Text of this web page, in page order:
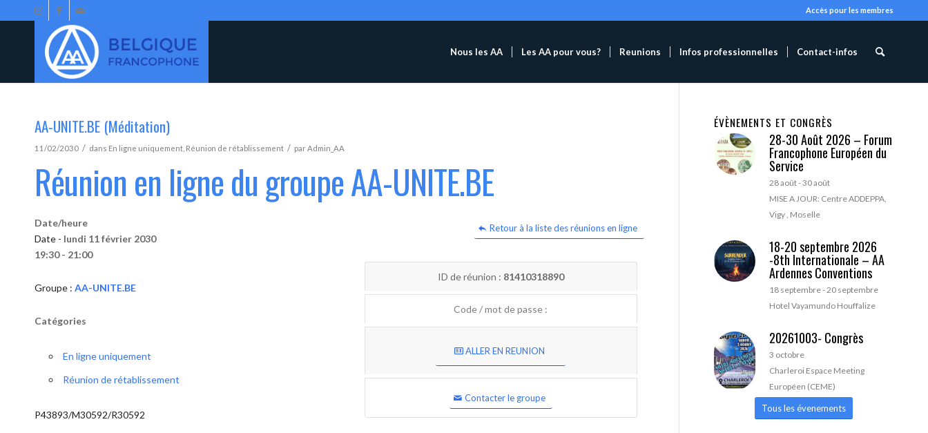
Accès pour les membres
Nous les AA Les AA pour vous? Reunions Infos professionnelles Contact-infos
AA-UNITE.BE (Méditation)
11/02/2030 / dans En ligne uniquement Réunion de rétablissement / parAdmin_AA
Réunion en ligne du groupe AA-UNITE.BE
Retour à la liste des réunions en ligne
Date/heure
Date - lundi 11 février 2030
19:30 - 21:00
Groupe : AA-UNITE.BE
Catégories
En ligne uniquement
Réunion de rétablissement
P43893/M30592/R30592
ID de réunion : 81410318890
Code / mot de passe :
ALLER EN REUNION
Contacter le groupe
ÉVÈNEMENTS ET CONGRÈS
28-30 Août 2026 – Forum
Francophone Européen du
Service
28 août-30 août
MISE A JOUR: Centre ADDEPPA,
Vigy , Moselle
18-20 septembre 2026
-8th Internationale – AA
Ardennes Conventions
18 septembre-20 septembre
Hotel Vayamundo Houffalize
20261003- Congrès
3 octobre
Charleroi Espace Meeting
Européen (CEME)
Tous les évenements